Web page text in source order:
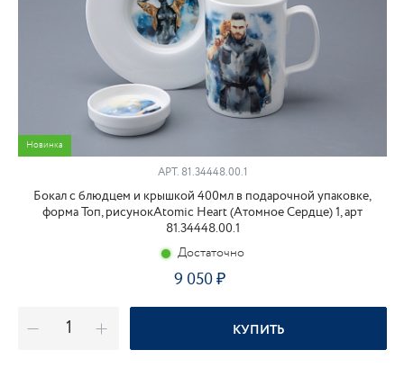
Новинка
АРТ.81.34448.00.1
Бокал с блюдцем и крышкой 400мл в подарочной упаковке,
форма Топ, рисунокAtomic Heart (Атомное Сердце) 1, арт
81.34448.00.1
Достаточно
9 050
КУПИТЬ